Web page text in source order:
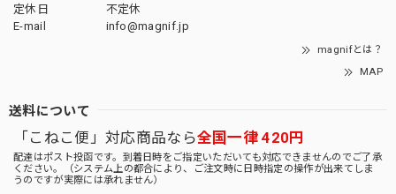
定休日
不定休
E-mail
info@magnif.jp
magnifとは？
MAP
送料について
「こねこ便」対応商品なら全国一律 420円
配達はポスト投函です。到着日時をご指定いただいても対応できませんのでご了承
ください。（システム上の都合により、ご注文時に日時指定の操作が出来てしま
うのですが実際には承れません）